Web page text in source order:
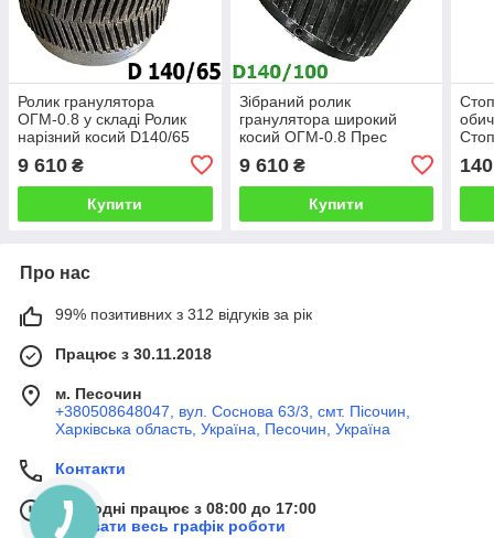
Ролик гранулятора
ОГМ-0.8 у складі Ролик
нарізний косий D140/65
гранулятора огм 0 8
9 610 ₴
Купити
Зібраний ролик
гранулятора широкий
косий ОГМ-0.8 Прес
ОГМ 0,8 у складі косий зуб
9 610₴
Купити
140
Про нас
99% позитивних з 312 відгуків за рік
Працює з 30.11.2018
м. Песочин
+380508648047, вул. Соснова 63/3, смт. Пісочин,
Харківська область, Україна, Песочин, Україна
Контакти
Сьогодні працює з 08:00 до 17:00
Показати весь графік роботи